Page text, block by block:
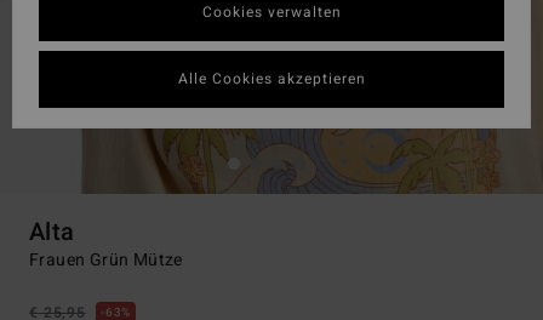
Alta
Frauen Grün Mütze
€ 25,95 63%
Cookies verwalten
Alle Cookies akzeptieren